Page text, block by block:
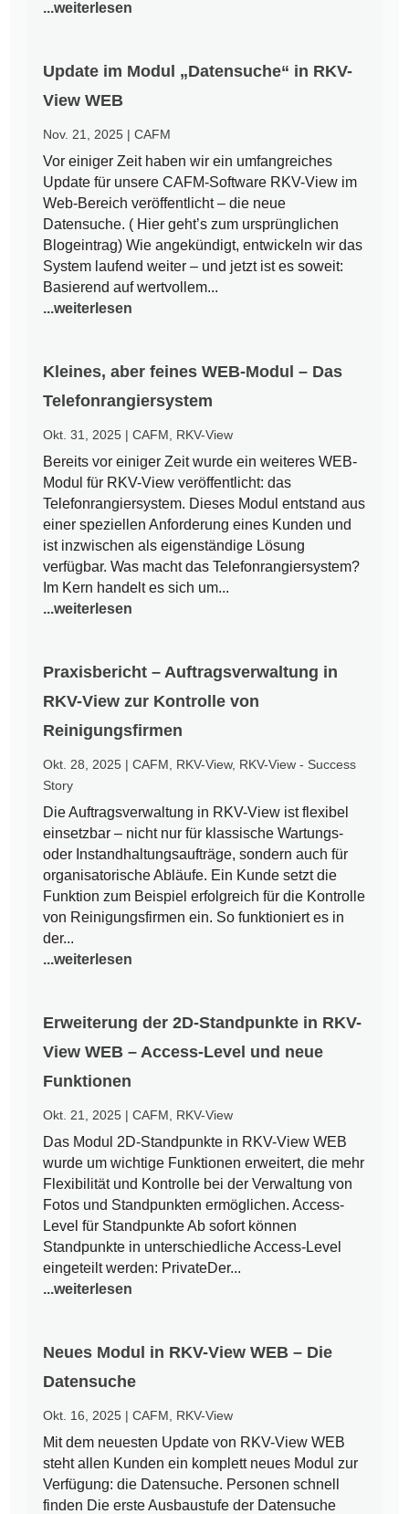
...weiterlesen
Update im Modul „Datensuche“ in RKV-
View WEB
Nov. 21, 2025 |CAFM
Vor einiger Zeit haben wir ein umfangreiches
Update für unsere CAFM-Software RKV-View im
Web-Bereich veröffentlicht – die neue
Datensuche. ( Hier geht’s zum ursprünglichen
Blogeintrag) Wie angekündigt, entwickeln wir das
System laufend weiter – und jetzt ist es soweit:
Basierend auf wertvollem...
...weiterlesen
Kleines, aber feines WEB-Modul – Das
Telefonrangiersystem
Okt. 31, 2025 |CAFM RKV-View
Bereits vor einiger Zeit wurde ein weiteres WEB-
Modul für RKV-View veröffentlicht: das
Telefonrangiersystem. Dieses Modul entstand aus
einer speziellen Anforderung eines Kunden und
ist inzwischen als eigenständige Lösung
verfügbar. Was macht das Telefonrangiersystem?
Im Kern handelt es sich um...
...weiterlesen
Praxisbericht – Auftragsverwaltung in
RKV-View zur Kontrolle von
Reinigungsfirmen
Okt. 28, 2025 |CAFM RKV-View, RKV-View - Success
Story
Die Auftragsverwaltung in RKV-View ist flexibel
einsetzbar – nicht nur für klassische Wartungs-
oder Instandhaltungsaufträge, sondern auch für
organisatorische Abläufe. Ein Kunde setzt die
Funktion zum Beispiel erfolgreich für die Kontrolle
von Reinigungsfirmen ein. So funktioniert es in
der...
...weiterlesen
Erweiterung der 2D-Standpunkte in RKV-
View WEB – Access-Level und neue
Funktionen
Okt. 21, 2025 |CAFM RKV-View
Das Modul 2D-Standpunkte in RKV-View WEB
wurde um wichtige Funktionen erweitert, die mehr
Flexibilität und Kontrolle bei der Verwaltung von
Fotos und Standpunkten ermöglichen. Access-
Level für Standpunkte Ab sofort können
Standpunkte in unterschiedliche Access-Level
eingeteilt werden: PrivateDer...
...weiterlesen
Neues Modul in RKV-View WEB – Die
Datensuche
Okt. 16, 2025 |CAFM RKV-View
Mit dem neuesten Update von RKV-View WEB
steht allen Kunden ein komplett neues Modul zur
Verfügung: die Datensuche. Personen schnell
finden Die erste Ausbaustufe der Datensuche